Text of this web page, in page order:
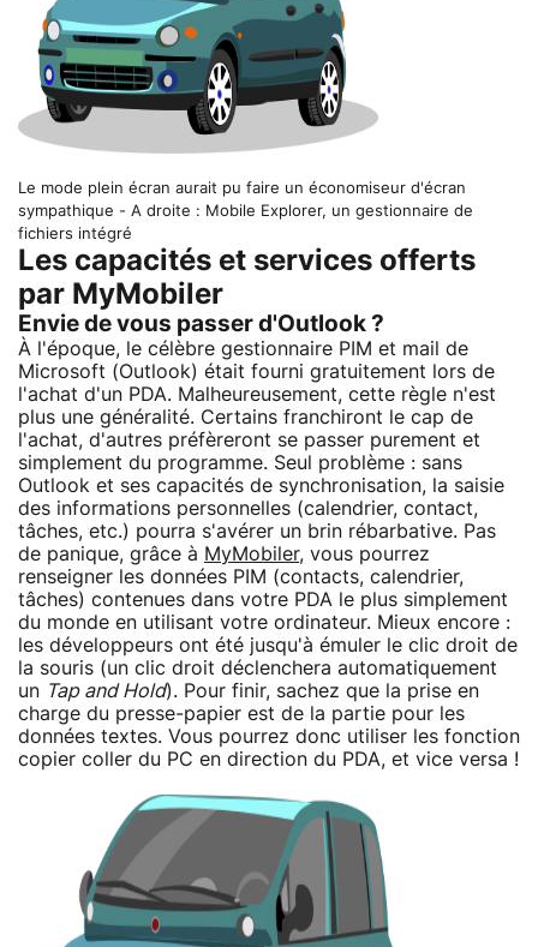
Le mode plein écran aurait pu faire un économiseur d'écran
sympathique - A droite : Mobile Explorer, un gestionnaire de
fichiers intégré
Les capacités et services offerts
par MyMobiler
Envie de vous passer d'Outlook ?
À l'époque, le célèbre gestionnaire PIM et mail de
Microsoft (Outlook) était fourni gratuitement lors de
l'achat d'un PDA. Malheureusement, cette règle n'est
plus une généralité. Certains franchiront le cap de
l'achat, d'autres préfèreront se passer purement et
simplement du programme. Seul problème : sans
Outlook et ses capacités de synchronisation, la saisie
des informations personnelles (calendrier, contact,
tâches, etc.) pourra s'avérer un brin rébarbative. Pas
de panique, grâce à MyMobiler, vous pourrez
renseigner les données PIM (contacts, calendrier,
tâches) contenues dans votre PDA le plus simplement
du monde en utilisant votre ordinateur. Mieux encore :
les développeurs ont été jusqu'à émuler le clic droit de
la souris (un clic droit déclenchera automatiquement
un Tap and Hold). Pour finir, sachez que la prise en
charge du presse-papier est de la partie pour les
données textes. Vous pourrez donc utiliser les fonction
copier coller du PC en direction du PDA, et vice versa !